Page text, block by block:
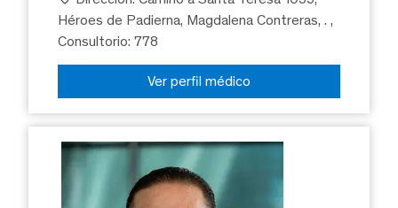
Héroes de Padierna, Magdalena Contreras, .,
Consultorio: 778
Ver perfil médico